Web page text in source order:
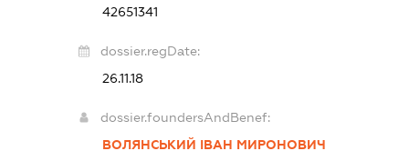
42651341
dossier.regDate:
26.11.18
dossier.foundersAndBenef:
ВОЛЯНСЬКИЙ ІВАН МИРОНОВИЧ